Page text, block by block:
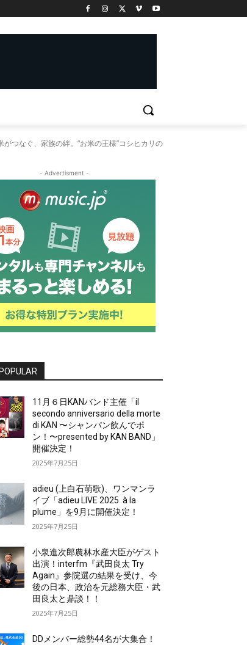
つなぐ、家族の絆。“お米の王様”コシヒカリの
- Advertisment -
11月６日KANバンド主催「il
secondo anniversario della morte
di KAN 〜シャンパン飲んでポ
ン！〜presented by KAN BAND」
開催決定！
2025年7月25日
adieu (上白石萌歌)、ワンマンラ
イブ「adieu LIVE 2025 à la
plume」を9月に開催決定！
2025年7月25日
小泉進次郎農林水産大臣がゲスト
出演！interfm『武田良太 Try
Again』参院選の結果を受け、今
後の日本、政治を元総務大臣・武
田良太と鼎談！！
2025年7月25日
DDメンバー総勢44名が大集合！